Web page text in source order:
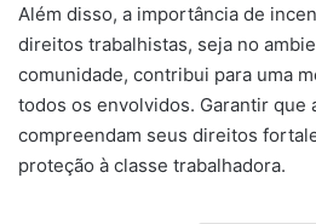
Além disso, a importância de
direitos trabalhistas, seja no
comunidade, contribui para uma
todos os envolvidos. Garantir que
compreendam seus direitos
proteção à classe trabalhadora.